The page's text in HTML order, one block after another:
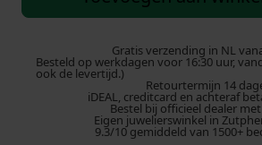
e
n
J
0
Gratis verzending in NL
Besteld op werkdagen voor 16:30 uur,
ook de levertijd.)
Retourtermijn 14
iDEAL, creditcard en achteraf
Bestel bij officieel dealer
Eigen juwelierswinkel in
9.3/10 gemiddeld van 1500+